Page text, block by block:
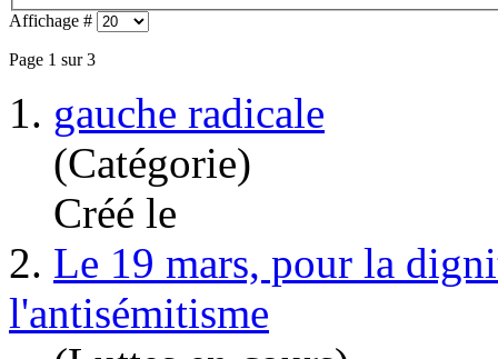
Affichage #
Page 1 sur 3
1. gauche radicale
(Catégorie)
Créé le
2. Le 19 mars, pour la
l'antisémitisme